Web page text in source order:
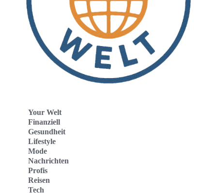
Your Welt
Finanziell
Gesundheit
Lifestyle
Mode
Nachrichten
Profis
Reisen
Tech